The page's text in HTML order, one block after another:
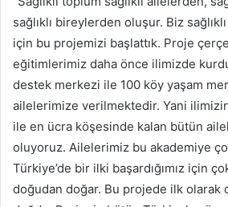
sağlıklı bireylerden oluşur. Biz
için bu projemizi başlattık. Proje
eğitimlerimiz daha önce ilimizde
destek merkezi ile 100 köy yaşam
ailelerimize verilmektedir. Yani
ile en ücra köşesinde kalan bütün
oluyoruz. Ailelerimiz bu akademiye
Türkiye’de bir ilki başardığımız için
doğudan doğar. Bu projede ilk olarak